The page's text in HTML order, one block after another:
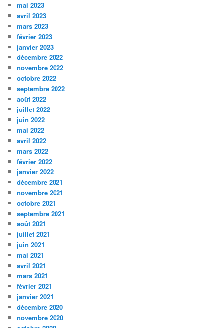
mai 2023
avril 2023
mars 2023
février 2023
janvier 2023
décembre 2022
novembre 2022
octobre 2022
septembre 2022
août 2022
juillet 2022
juin 2022
mai 2022
avril 2022
mars 2022
février 2022
janvier 2022
décembre 2021
novembre 2021
octobre 2021
septembre 2021
août 2021
juillet 2021
juin 2021
mai 2021
avril 2021
mars 2021
février 2021
janvier 2021
décembre 2020
novembre 2020